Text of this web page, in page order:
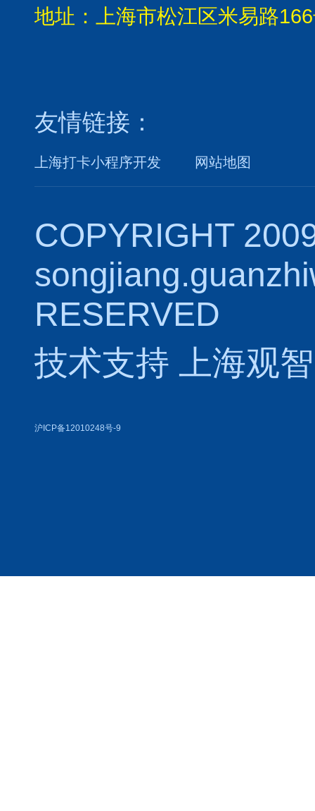
地址：上海市松江区米易路
友情链接：
上海打卡小程序开发 网站地图
COPYRIGHT
RESERVED
技术支持
上海观
沪ICP备12010248号-9